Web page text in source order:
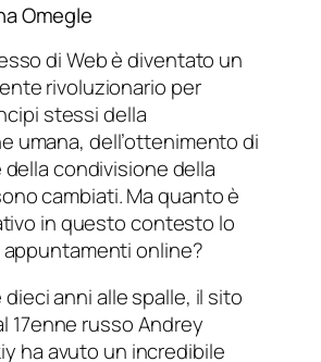
Omegle
di Web è diventato un
rivoluzionario per
stessi della
umana, dell’ottenimento di
condivisione della
cambiati. Ma quanto è
in questo contesto lo
online?
anni alle spalle, il sito
17enne russo Andrey
ha avuto un incredibile